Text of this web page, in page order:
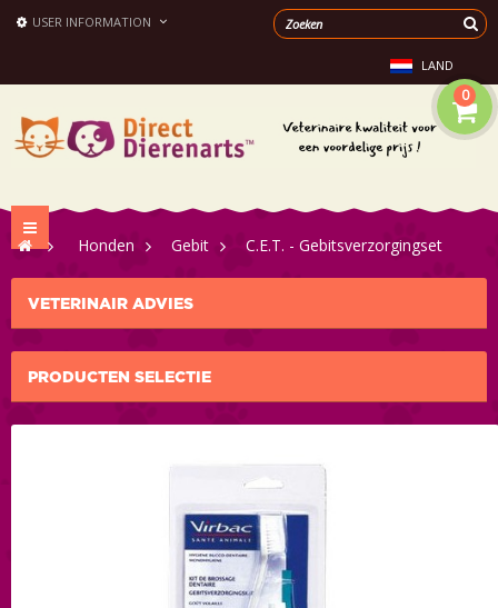
USER INFORMATION
LAND
0
Toggle
navigation
> Honden > Gebit > C.E.T. - Gebitsverzorgingset
VETERINAIR ADVIES
PRODUCTEN SELECTIE